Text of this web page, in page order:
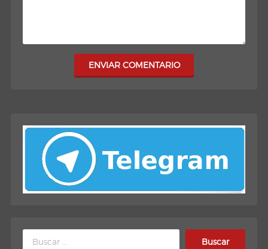
ENVIAR COMENTARIO
Buscar: